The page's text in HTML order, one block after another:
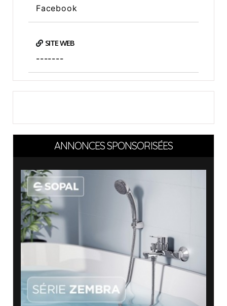
Facebook
SITE WEB
-------
ANNONCES SPONSORISÉES